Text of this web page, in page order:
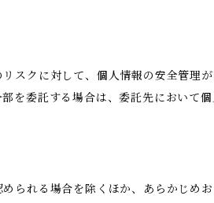
スクに対して、個人情報の安全管理
を委託する場合は、委託先において
られる場合を除くほか、あらかじめ